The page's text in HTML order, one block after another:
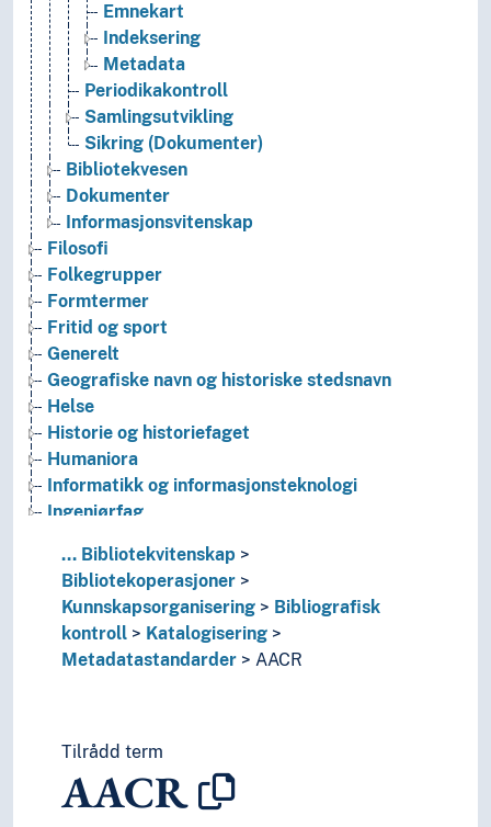
Emnekart
Indeksering
Metadata
Periodikakontroll
Samlingsutvikling
Sikring (Dokumenter)
Bibliotekvesen
Dokumenter
Informasjonsvitenskap
Filosofi
Folkegrupper
Formtermer
Fritid og sport
Generelt
Geografiske navn og historiske stedsnavn
Helse
Historie og historiefaget
Humaniora
Informatikk og informasjonsteknologi
Ingeniørfag
Kunst
Lingvistikk
Litteratur
Navn, personer og skikkelser
Næringsliv og økonomi
Realfag
Religionsvitenskap
Rettsvitenskap
... Bibliotekvitenskap
Bibliotekoperasjoner
Kunnskapsorganisering
Bibliografisk
kontroll
Katalogisering
Metadatastandarder
AACR
Tilrådd term
AACR